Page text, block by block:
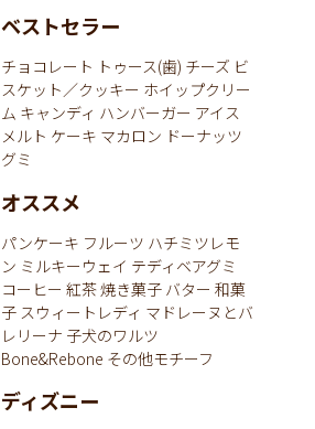
ベストセラー
チョコレート トゥース(歯) チーズ ビ
スケット／クッキー ホイップクリー
ム キャンディ ハンバーガー アイス
メルト ケーキ マカロン ドーナッツ
グミ
オススメ
パンケーキ フルーツ ハチミツレモ
ン ミルキーウェイ テディベアグミ
コーヒー 紅茶焼き菓子 バター 和菓
子 スウィートレディ マドレーヌとバ
レリーナ 子犬のワルツ
Bone&Rebone その他モチーフ
ディズニー